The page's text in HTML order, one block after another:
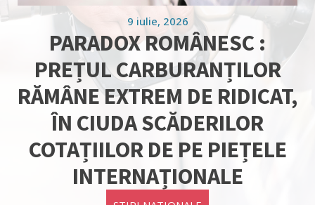
9 iulie, 2026
PARADOX ROMÂNESC :
PREȚUL CARBURANȚILOR
RĂMÂNE EXTREM DE RIDICAT,
ÎN CIUDA SCĂDERILOR
COTAȚIILOR DE PE PIEȚELE
INTERNAȚIONALE